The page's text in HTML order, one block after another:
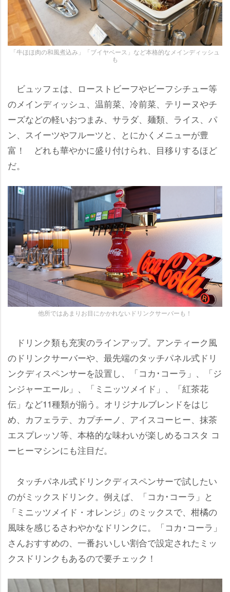
「牛ほほ肉の和風煮込み」「ブイヤベース」など本格的なメインディッシュ
も
ビュッフェは、ローストビーフやビーフシチュー等
のメインディッシュ、温前菜、冷前菜、テリーヌやチ
ーズなどの軽いおつまみ、サラダ、麺類、ライス、パ
ン、スイーツやフルーツと、とにかくメニューが豊
富！ どれも華やかに盛り付けられ、目移りするほど
だ。
他所ではあまりお目にかかれないドリンクサーバーも！
ドリンク類も充実のラインアップ。アンティーク風
のドリンクサーバーや、最先端のタッチパネル式ドリ
ンクディスペンサーを設置し、「コカ･コーラ」、「ジ
ンジャーエール」、「ミニッツメイド」、「紅茶花
伝」など11種類が揃う。オリジナルブレンドをはじ
め、カフェラテ、カプチーノ、アイスコーヒー、抹茶
エスプレッソ等、本格的な味わいが楽しめるコスタ コ
ーヒーマシンにも注目だ。
タッチパネル式ドリンクディスペンサーで試したい
のがミックスドリンク。例えば、「コカ･コーラ」と
「ミニッツメイド・オレンジ」のミックスで、柑橘の
風味を感じるさわやかなドリンクに。「コカ･コーラ」
さんおすすめの、一番おいしい割合で設定されたミッ
クスドリンクもあるので要チェック！